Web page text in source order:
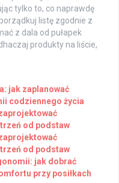
tylko to, co naprawdę
listę zgodnie z
z dala od pułapek
produkty na liście,
jak zaplanować
codziennego życia
od podstaw
od podstaw
jak dobrać
przy posiłkach